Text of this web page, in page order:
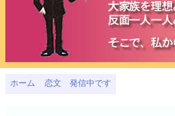
ホーム 恋文 発信中です